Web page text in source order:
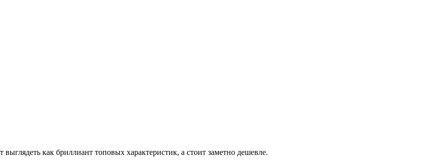
как бриллиант топовых характеристик, а стоит заметно дешевле.